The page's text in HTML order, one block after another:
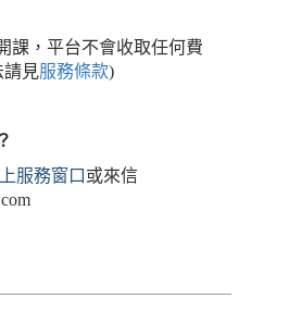
課，平台不會收取任何費
請見服務條款)
服務窗口 或來信